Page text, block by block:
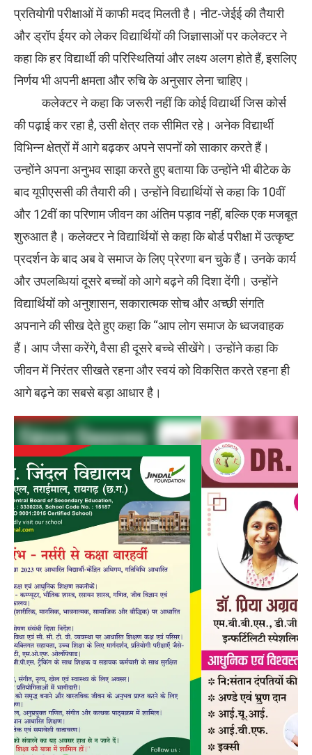
प्रतियोगी परीक्षाओं में काफी मदद मिलती है। नीट-जेईई की तैयारी
और ड्रॉप ईयर को लेकर विद्यार्थियों की जिज्ञासाओं पर कलेक्टर ने
कहा कि हर विद्यार्थी की परिस्थितियां और लक्ष्य अलग होते हैं, इसलिए
निर्णय भी अपनी क्षमता और रुचि के अनुसार लेना चाहिए।
कलेक्टर ने कहा कि जरूरी नहीं कि कोई विद्यार्थी जिस कोर्स
की पढ़ाई कर रहा है, उसी क्षेत्र तक सीमित रहे। अनेक विद्यार्थी
विभिन्न क्षेत्रों में आगे बढ़कर अपने सपनों को साकार करते हैं।
उन्होंने अपना अनुभव साझा करते हुए बताया कि उन्होंने भी बीटेक के
बाद यूपीएससी की तैयारी की। उन्होंने विद्यार्थियों से कहा कि 10वीं
और 12वीं का परिणाम जीवन का अंतिम पड़ाव नहीं, बल्कि एक मजबूत
शुरुआत है। कलेक्टर ने विद्यार्थियों से कहा कि बोर्ड परीक्षा में उत्कृष्ट
प्रदर्शन के बाद अब वे समाज के लिए प्रेरणा बन चुके हैं। उनके कार्य
और उपलब्धियां दूसरे बच्चों को आगे बढ़ने की दिशा देंगी। उन्होंने
विद्यार्थियों को अनुशासन, सकारात्मक सोच और अच्छी संगति
अपनाने की सीख देते हुए कहा कि “आप लोग समाज के ध्वजवाहक
हैं। आप जैसा करेंगे, वैसा ही दूसरे बच्चे सीखेंगे। उन्होंने कहा कि
जीवन में निरंतर सीखते रहना और स्वयं को विकसित करते रहना ही
आगे बढ़ने का सबसे बड़ा आधार है।